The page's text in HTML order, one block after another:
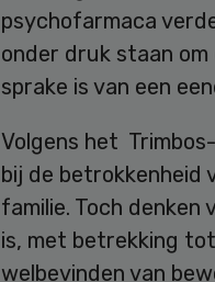
psychofarmaca
onder druk staan
sprake is van een
Volgens het
bij de betrokkenheid
familie. Toch
is, met betrekking
welbevinden van